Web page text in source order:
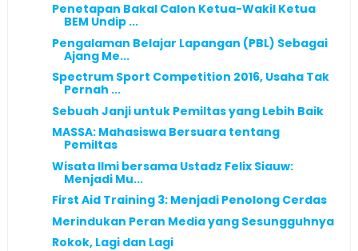
Penetapan Bakal Calon Ketua-Wakil Ketua
BEM Undip ...
Pengalaman Belajar Lapangan (PBL) Sebagai
Ajang Me...
Spectrum Sport Competition 2016, Usaha Tak
Pernah ...
Sebuah Janji untuk Pemiltas yang Lebih Baik
MASSA: Mahasiswa Bersuara tentang
Pemiltas
Wisata Ilmi bersama Ustadz Felix Siauw:
Menjadi Mu...
First Aid Training 3: Menjadi Penolong Cerdas
Merindukan Peran Media yang Sesungguhnya
Rokok, Lagi dan Lagi